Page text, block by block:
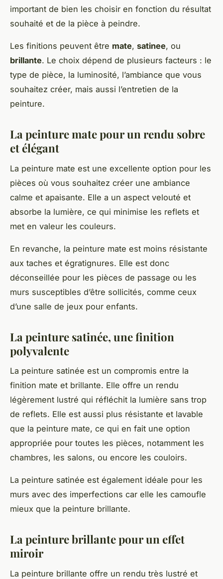
important de bien les choisir en fonction du résultat
souhaité et de la pièce à peindre.
Les finitions peuvent être mate, satinee, ou
brillante. Le choix dépend de plusieurs facteurs : le
type de pièce, la luminosité, l’ambiance que vous
souhaitez créer, mais aussi l’entretien de la
peinture.
La peinture mate pour un rendu sobre
et élégant
La peinture mate est une excellente option pour les
pièces où vous souhaitez créer une ambiance
calme et apaisante. Elle a un aspect velouté et
absorbe la lumière, ce qui minimise les reflets et
met en valeur les couleurs.
En revanche, la peinture mate est moins résistante
aux taches et égratignures. Elle est donc
déconseillée pour les pièces de passage ou les
murs susceptibles d’être sollicités, comme ceux
d’une salle de jeux pour enfants.
La peinture satinée, une finition
polyvalente
La peinture satinée est un compromis entre la
finition mate et brillante. Elle offre un rendu
légèrement lustré qui réfléchit la lumière sans trop
de reflets. Elle est aussi plus résistante et lavable
que la peinture mate, ce qui en fait une option
appropriée pour toutes les pièces, notamment les
chambres, les salons, ou encore les couloirs.
La peinture satinée est également idéale pour les
murs avec des imperfections car elle les camoufle
mieux que la peinture brillante.
La peinture brillante pour un effet
miroir
La peinture brillante offre un rendu très lustré et